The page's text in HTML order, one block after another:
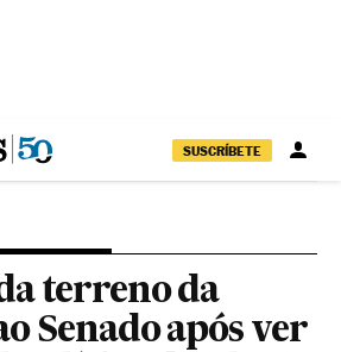
SUSCRÍBETE
terreno da
Senado após ver